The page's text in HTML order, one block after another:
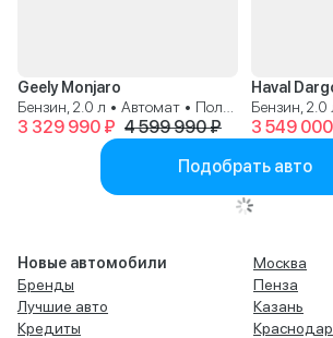
Geely Monjaro
3 329 990 ₽ 4 599 990 ₽
Haval
Бензин,
3 549
Подобрать авто
Новые автомобили
Бренды
Лучшие авто
Кредиты
Москва
Пенза
Казань
Краснодар